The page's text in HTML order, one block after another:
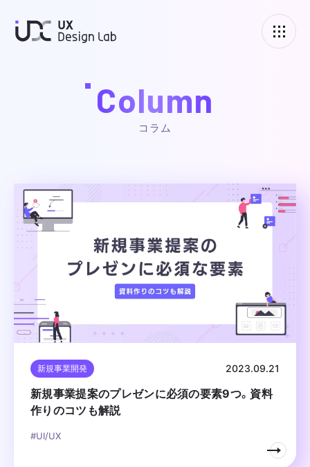
Column
コラム
新規事業開発 2023.09.21
新規事業提案のプレゼンに必須の要素9つ。資料
作りのコツも解説
#UI/UX